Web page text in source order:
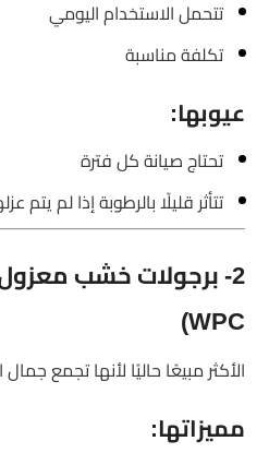
تتحمل الاستخدام اليومي
تكلفة مناسبة
عيوبها:
تحتاج صيانة كل فترة
تتأثر قليلًا بالرطوبة إذا لم يتم
2- برجولات خشب
WPC)
الأكثر مبيعًا حاليًا لأنها تجمع
مميزاتها: